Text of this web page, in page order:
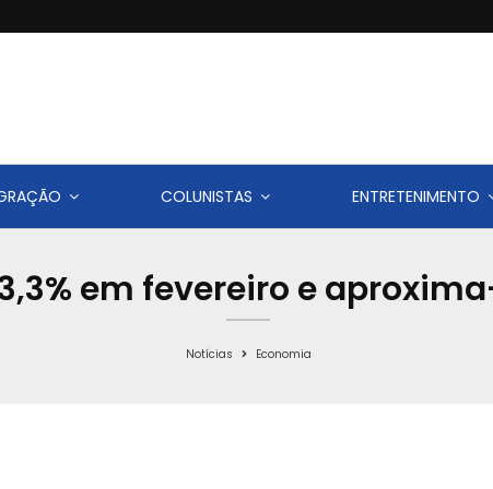
COLUNISTAS ENTRETENIMENTO
em fevereiro e
Notícias Economia